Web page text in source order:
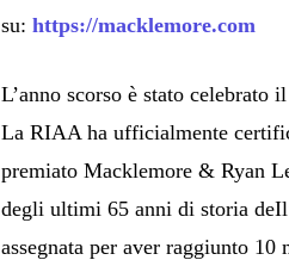
su:https://macklemore.com
L’anno scorso è stato celebrato
La RIAA ha ufficialmente
premiato Macklemore & Ryan
degli ultimi 65 anni di storia
assegnata per aver raggiunto